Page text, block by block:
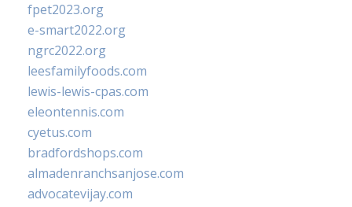
fpet2023.org
e-smart2022.org
ngrc2022.org
leesfamilyfoods.com
lewis-lewis-cpas.com
eleontennis.com
cyetus.com
bradfordshops.com
almadenranchsanjose.com
advocatevijay.com